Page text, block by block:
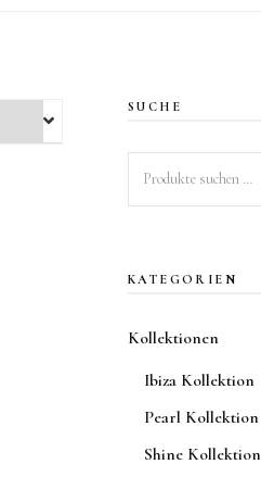
SUCHE
Suchen
KATEGORIEN
Kollektionen
Ibiza Kollektion
Pearl Kollektion
Shine Kollektion